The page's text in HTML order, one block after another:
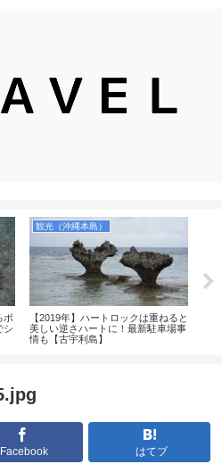
ポ
シ
観光（沖縄本島）
【2019年】ハートロックは重ねると
美しい逆さハートに！最新駐車場事
情も【古宇利島】
Facebook はてブ